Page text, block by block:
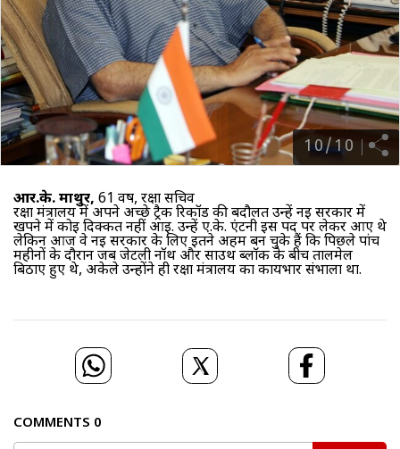
10/10
आर.के. माथुर, 61 वर्ष, रक्षा सचिव
रक्षा मंत्रालय में अपने अच्छे ट्रैक रिकॉर्ड की बदौलत उन्हें नई सरकार में
खपने में कोई दिक्कत नहीं आई. उन्हें ए.के. एंटनी इस पद पर लेकर आए थे
लेकिन आज वे नई सरकार के लिए इतने अहम बन चुके हैं कि पिछले पांच
महीनों के दौरान जब जेटली नॉर्थ और साउथ ब्‍लाॅक के बीच तालमेल
बिठाए हुए थे, अकेले उन्‍होंने ही रक्षा मंत्रालय का कार्यभार संभाला था.
COMMENTS 0